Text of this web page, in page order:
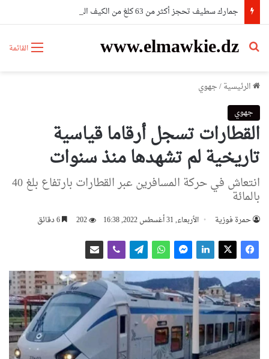
القائمة www.elmawkie.dz
بحث عن
الرئيسية/جهوي
جهوي
القطارات تسجل أرقاما قياسية
تاريخية لم تشهدها منذ سنوات
انتعاش في حركة المسافرين عبر القطارات بارتفاع بلغ 40
بالمائة
حمرة فوزية الأربعاء, 31 أغسطس 2022, 16:38 202